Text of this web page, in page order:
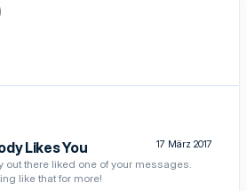
17 März 2017
Likes You
out there liked one of your messages.
like that for more!